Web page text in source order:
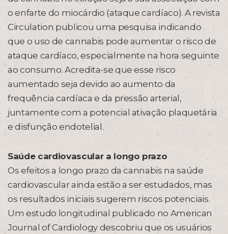
o enfarte do miocárdio (ataque cardíaco). A revista
Circulation publicou uma pesquisa indicando
que o uso de cannabis pode aumentar o risco de
ataque cardíaco, especialmente na hora seguinte
ao consumo. Acredita-se que esse risco
aumentado seja devido ao aumento da
frequência cardíaca e da pressão arterial,
juntamente com a potencial ativação plaquetária
e disfunção endotelial.
Saúde cardiovascular a longo prazo
Os efeitos a longo prazo da cannabis na saúde
cardiovascular ainda estão a ser estudados, mas
os resultados iniciais sugerem riscos potenciais.
Um estudo longitudinal publicado no American
Journal of Cardiology descobriu que os usuários